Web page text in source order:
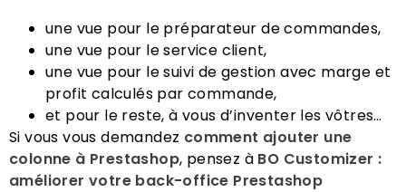
une vue pour le préparateur de commandes,
une vue pour le service client,
une vue pour le suivi de gestion avec marge et
profit calculés par commande,
et pour le reste, à vous d’inventer les vôtres…
Si vous vous demandez comment ajouter une
colonne à Prestashop, pensez à BO Customizer :
améliorer votre back-office Prestashop